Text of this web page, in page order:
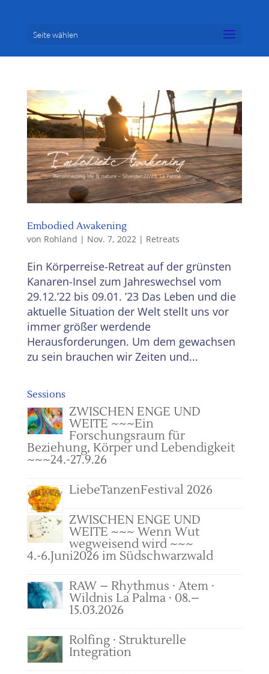
Seite wählen
Embodied Awakening
von Rohland | Nov. 7, 2022| Retreats
Ein Körperreise-Retreat auf der grünsten
Kanaren-Insel zum Jahreswechsel vom
29.12.’22 bis 09.01. ’23 Das Leben und die
aktuelle Situation der Welt stellt uns vor
immer größer werdende
Herausforderungen. Um dem gewachsen
zu sein brauchen wir Zeiten und...
Sessions
ZWISCHEN ENGE UND
WEITE ~~~Ein
Forschungsraum für
Beziehung, Körper und Lebendigkeit
~~~24.-27.9.26
LiebeTanzenFestival 2026
ZWISCHEN ENGE UND
WEITE ~~~ Wenn Wut
wegweisend wird ~~~
4.-6.Juni2026 im Südschwarzwald
RAW – Rhythmus · Atem ·
Wildnis La Palma · 08.–
15.03.2026
Rolfing · Strukturelle
Integration